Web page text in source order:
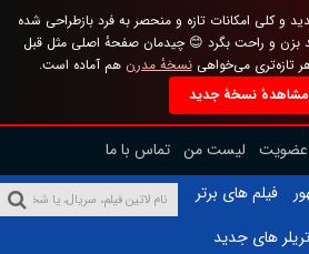
و کلی امکانات تازه و منحصر به فرد بازطراحی شده
و راحت بگرد 😊 چیدمان صفحهٔ اصلی مثل قبل
تازه‌تری می‌خواهینسخهٔ مدرن هم آماده است.
مشاهدهٔ نسخهٔ جدید
عضویت لیست من تماس با ما
فیلم های برتر
تریلر های جدید